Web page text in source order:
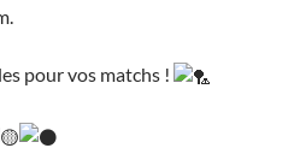
pour vos matchs !